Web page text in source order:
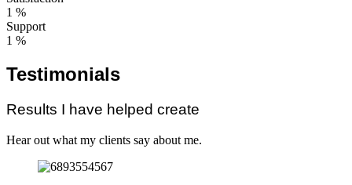
1 %
Support
1 %
Testimonials
Results I have helped create
Hear out what my clients say about me.